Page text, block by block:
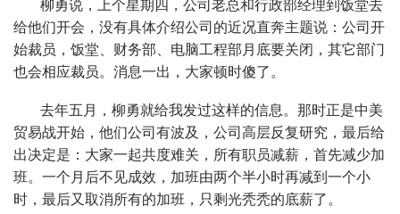
柳勇说，上个星期四，公司老总和行政部经理到饭堂去
给他们开会，没有具体介绍公司的近况直奔主题说：公司开
始裁员，饭堂、财务部、电脑工程部月底要关闭，其它部门
也会相应裁员。消息一出，大家顿时傻了。
去年五月，柳勇就给我发过这样的信息。那时正是中美
贸易战开始，他们公司有波及，公司高层反复研究，最后给
出决定是：大家一起共度难关，所有职员减薪，首先减少加
班。一个月后不见成效，加班由两个半小时再减到一个小
时，最后又取消所有的加班，只剩光秃秃的底薪了。